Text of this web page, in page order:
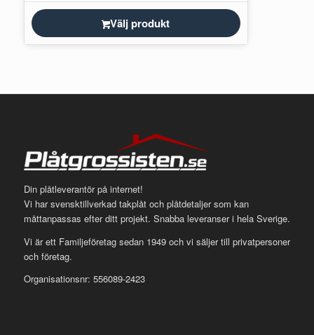
Välj produkt
Din plåtleverantör på internet!
Vi har svensktillverkad takplåt och plåtdetaljer som kan
måttanpassas efter ditt projekt. Snabba leveranser i hela Sverige.
Vi är ett Familjeföretag sedan 1949 och vi säljer till privatpersoner
och företag.
Organisationsnr: 556089-2423